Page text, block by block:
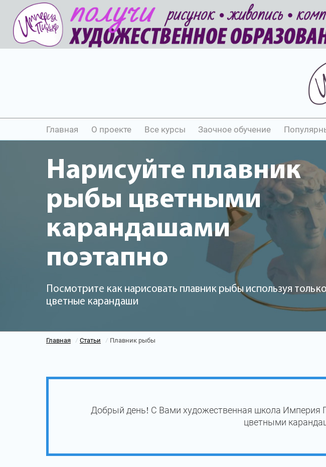
Главная О проекте Все курсы Заочное обучение
Нарисуйте плавник
рыбы цветными
карандашами
поэтапно
Посмотрите как нарисовать плавник рыбы используя только
цветные карандаши
Главная / Статьи / Плавник рыбы
Добрый день! С Вами художественная школа Империя
цветными